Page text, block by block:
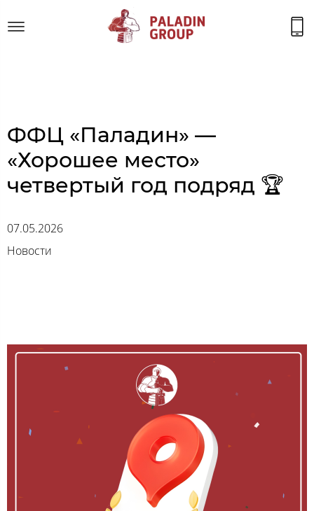
ФФЦ «Паладин» —
«Хорошее место»
четвертый год подряд 🏆
07.05.2026
Новости